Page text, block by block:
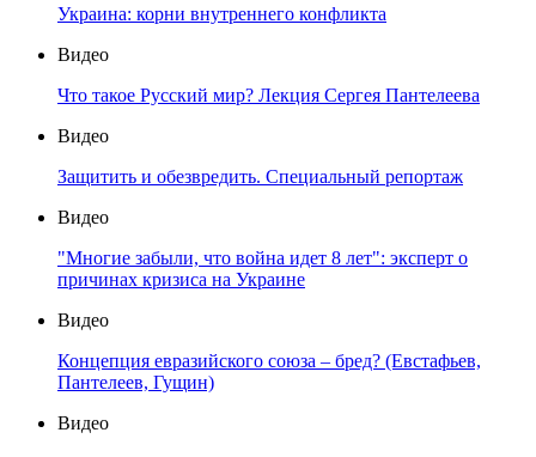
Украина: корни внутреннего конфликта
Видео
Что такое Русский мир? Лекция Сергея Пантелеева
Видео
Защитить и обезвредить. Специальный репортаж
Видео
"Многие забыли, что война идет 8 лет": эксперт о
причинах кризиса на Украине
Видео
Концепция евразийского союза – бред? (Евстафьев,
Пантелеев, Гущин)
Видео